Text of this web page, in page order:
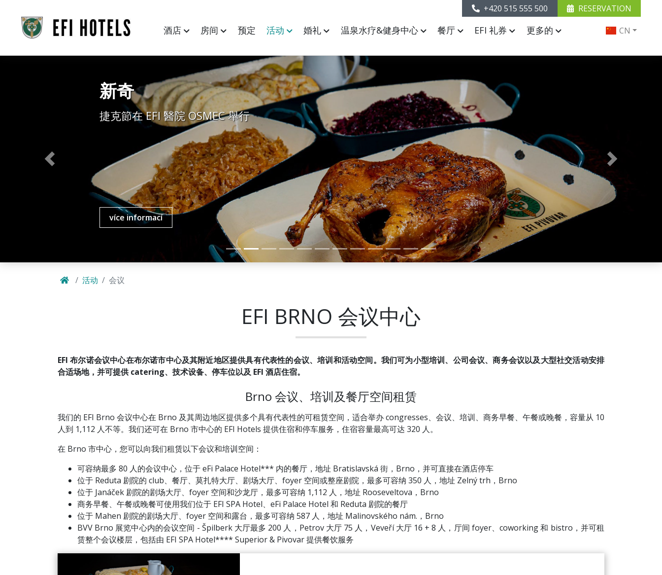
酒店 房间 预定 活动 婚礼 温泉水疗&健身中心 餐厅 EFI 礼券 更多的
+420 515 555 500 RESERVATION
CN
新奇
捷克節在 EFI 醫院 OSMEC 舉行
více informací
Previous Next
活动 会议
EFI BRNO 会议中心
EFI 布尔诺会议中心在布尔诺市中心及其附近地区提供具有代表性的会议、培训和活动空间。我们可为小型培训、公司会议、商务会议以及大型社交活动安排
合适场地，并可提供 catering、技术设备、停车位以及 EFI 酒店住宿。
Brno 会议、培训及餐厅空间租赁
我们的 EFI Brno 会议中心在 Brno 及其周边地区提供多个具有代表性的可租赁空间，适合举办 congresses、会议、培训、商务早餐、午餐或晚餐，容量从 10
人到 1,112 人不等。我们还可在 Brno 市中心的 EFI Hotels 提供住宿和停车服务，住宿容量最高可达 320 人。
在 Brno 市中心，您可以向我们租赁以下会议和培训空间：
可容纳最多 80 人的会议中心，位于 eFi Palace Hotel*** 内的餐厅，地址 Bratislavská 街，Brno，并可直接在酒店停车
位于 Reduta 剧院的 club、餐厅、莫扎特大厅、剧场大厅、foyer 空间或整座剧院，最多可容纳 350 人，地址 Zelný trh，Brno
位于 Janáček 剧院的剧场大厅、foyer 空间和沙龙厅，最多可容纳 1,112 人，地址 Rooseveltova，Brno
商务早餐、午餐或晚餐可使用我们位于 EFI SPA Hotel、eFi Palace Hotel 和 Reduta 剧院的餐厅
位于 Mahen 剧院的剧场大厅、foyer 空间和露台，最多可容纳 587 人，地址 Malinovského nám.，Brno
BVV Brno 展览中心内的会议空间 - Špilberk 大厅最多 200 人，Petrov 大厅 75 人，Veveří 大厅 16 + 8 人，厅间 foyer、coworking 和 bistro，并可租
赁整个会议楼层，包括由 EFI SPA Hotel**** Superior & Pivovar 提供餐饮服务